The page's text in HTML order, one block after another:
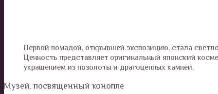
Первой помадой, открывшей экспозицию, стала
Ценность представляет оригинальный японский
украшением из позолоты и драгоценных камней.
Музей, посвященный конопле